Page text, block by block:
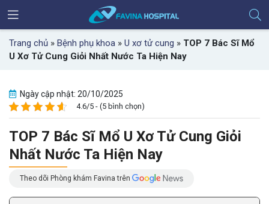
Trang chủ » Bệnh phụ khoa » U xơ tử cung » TOP 7 Bác Sĩ Mổ
U Xơ Tử Cung Giỏi Nhất Nước Ta Hiện Nay
Ngày cập nhật: 20/10/2025
4.6/5 - (5 bình chọn)
TOP 7 Bác Sĩ Mổ U Xơ Tử Cung Giỏi
Nhất Nước Ta Hiện Nay
Theo dõi Phòng khám Favina trên